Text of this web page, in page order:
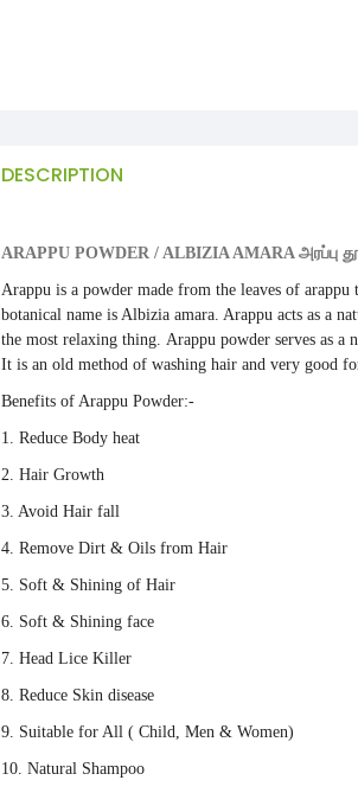
DESCRIPTION
ARAPPU POWDER / ALBIZIA AMARA அரப்பு
Arappu is a powder made from the leaves of arappu
botanical name is Albizia amara. Arappu acts as a
the most relaxing thing. Arappu powder serves as
It is an old method of washing hair and very good
Benefits of Arappu Powder:-
1. Reduce Body heat
2. Hair Growth
3. Avoid Hair fall
4. Remove Dirt & Oils from Hair
5. Soft & Shining of Hair
6. Soft & Shining face
7. Head Lice Killer
8. Reduce Skin disease
9. Suitable for All ( Child, Men & Women)
10. Natural Shampoo